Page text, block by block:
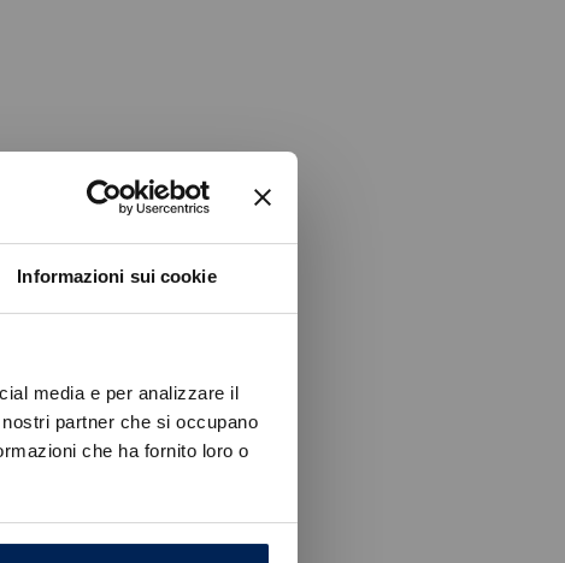
Informazioni sui cookie
media e per analizzare il
partner che si occupano
che ha fornito loro o